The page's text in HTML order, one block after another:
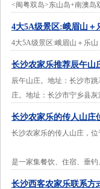
<闽粤双岛>东山岛+南澳岛
4大5A级景区:峨眉山＋
4大5A级景区:峨眉山＋乐山
长沙农家乐推荐辰午山
辰午山庄。地址：长沙市
庄。地址：长沙市宁乡县灰
长沙农家乐的传人山庄
长沙农家乐的传人山庄，
是一家集餐饮、住宿、垂
长沙西客农家乐联系方